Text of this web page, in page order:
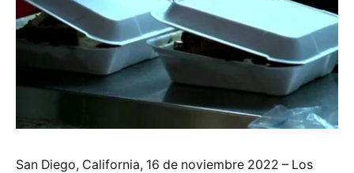
San Diego, California, 16 de noviembre 2022 – Los